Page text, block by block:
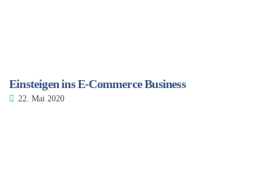
Einsteigen ins E-Commerce Business
22. Mai 2020